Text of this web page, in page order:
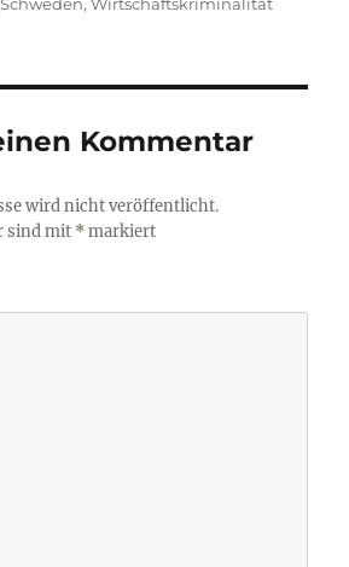
Kommentar
wird nicht veröffentlicht.
sind mit *markiert